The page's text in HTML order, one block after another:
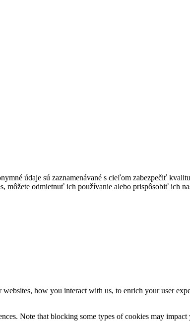
údaje sú zaznamenávané s cieľom zabezpečiť
môžete odmietnuť ich používanie alebo prispôsobiť ich
how you interact with us, to enrich your user
Note that blocking some types of cookies may